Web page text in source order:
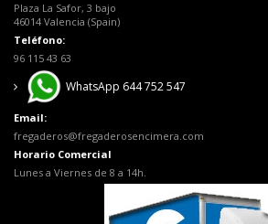
Plaza La Safor, 3 bajo
46014 Valencia (Spain)
Teléfono:
96 115 43 63
WhatsApp 644 752 547
Email:
fregaderos@fregaderosencimera.com
Horario Comercial
Lunes a Viernes de 8 a 14h.